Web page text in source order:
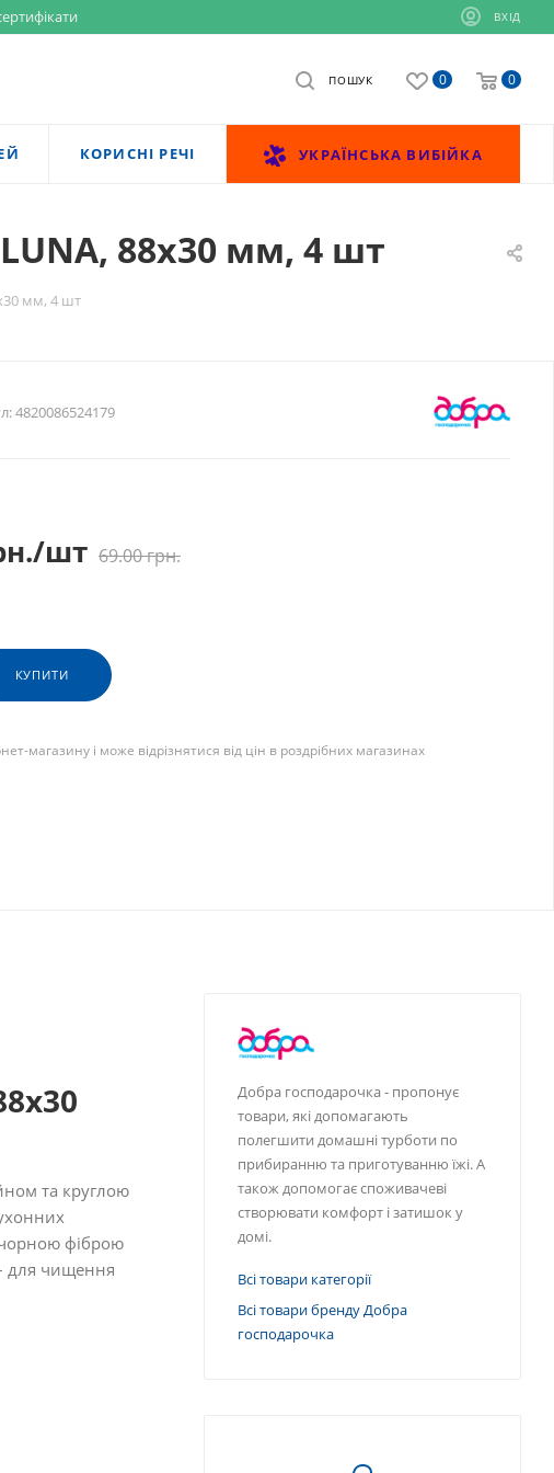
ВХІД
0 0
ПОШУК
КОРИСНІ РЕЧІ УКРАЇНСЬКА ВИБІЙКА
88х30 мм, 4 шт
мм, 4 шт
4820086524179
/шт 69.00грн.
КУПИТИ
магазину і може відрізнятися від цін в роздрібних магазинах
та круглою
фіброю
для чищення
Добра господарочка - пропонує
товари, які допомагають
полегшити домашні турботи по
прибиранню та приготуванню їжі. А
також допомогає споживачеві
створювати комфорт і затишок у
домі.
Всі товари категорії
Всі товари бренду Добра
господарочка